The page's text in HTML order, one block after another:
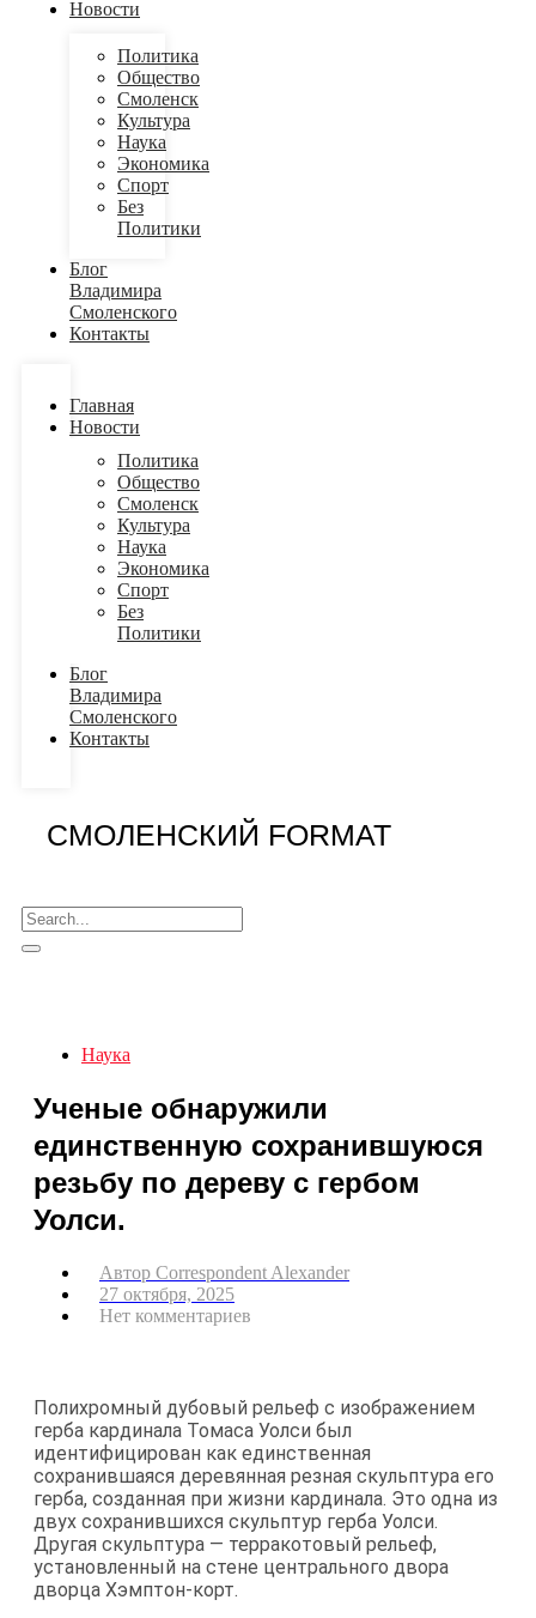
Новости
Политика
Общество
Смоленск
Культура
Наука
Экономика
Спорт
Без
Политики
Блог
Владимира
Смоленского
Контакты
Главная
Новости
Политика
Общество
Смоленск
Культура
Наука
Экономика
Спорт
Без
Политики
Блог
Владимира
Смоленского
Контакты
СМОЛЕНСКИЙ FORMAT
Наука
Ученые обнаружили
единственную сохранившуюся
резьбу по дереву с гербом
Уолси.
Автор Correspondent Alexander
27 октября, 2025
Нет комментариев
Полихромный дубовый рельеф с изображением
герба кардинала Томаса Уолси был
идентифицирован как единственная
сохранившаяся деревянная резная скульптура его
герба, созданная при жизни кардинала. Это одна из
двух сохранившихся скульптур герба Уолси.
Другая скульптура — терракотовый рельеф,
установленный на стене центрального двора
дворца Хэмптон-корт.